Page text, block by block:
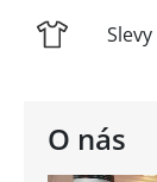
O nás